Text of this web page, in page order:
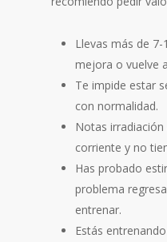
Llevas más de
mejora o vuelve
Te impide estar
con normalidad.
Notas
corriente y no
Has probado
problema
entrenar.
Estás